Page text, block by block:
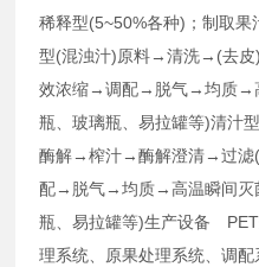
稀释型(5~50%各种)；制取
型(混浊汁)原料→清洗→(去
效浓缩→调配→脱气→均质→
瓶、玻璃瓶、易拉罐等)清
酶解→榨汁→酶解澄清→过
配→脱气→均质→高温瞬间灭
瓶、易拉罐等)生产设备
理系统、原果处理系统、调